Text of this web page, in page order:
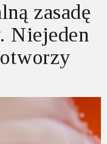
zasadę
Niejeden